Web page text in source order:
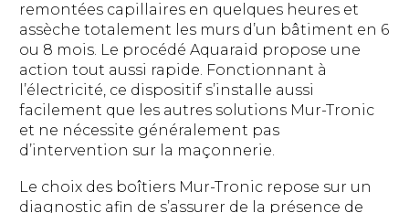
remontées capillaires en quelques heures et
assèche totalement les murs d’un bâtiment en 6
ou 8 mois. Le procédé Aquaraid propose une
action tout aussi rapide. Fonctionnant à
l’électricité, ce dispositif s’installe aussi
facilement que les autres solutions Mur-Tronic
et ne nécessite généralement pas
d’intervention sur la maçonnerie.
Le choix des boîtiers Mur-Tronic repose sur un
diagnostic afin de s’assurer de la présence de